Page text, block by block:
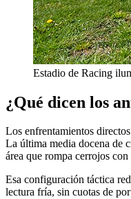
Estadio de Racing
¿Qué dicen los
Los enfrentamientos
La última media docena de
área que rompa cerrojos
Esa configuración táctica
lectura fría, sin cuotas de